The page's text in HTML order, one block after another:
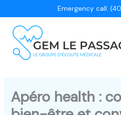
au
contenu
Emergency call:
Apéro health :